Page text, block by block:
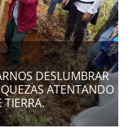
DESLUMBRAR
ATENTANDO
TIERRA.